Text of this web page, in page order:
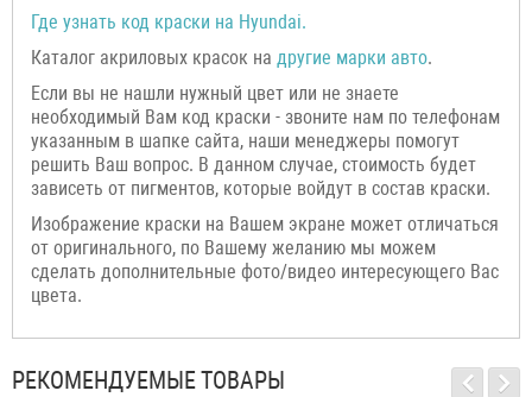
Где узнать код краски на Hyundai.
Каталог акриловых красок на другие марки авто.
Если вы не нашли нужный цвет или не знаете
необходимый Вам код краски - звоните нам по телефонам
указанным в шапке сайта, наши менеджеры помогут
решить Ваш вопрос. В данном случае, стоимость будет
зависеть от пигментов, которые войдут в состав краски.
Изображение краски на Вашем экране может отличаться
от оригинального, по Вашему желанию мы можем
сделать дополнительные фото/видео интересующего Вас
цвета.
РЕКОМЕНДУЕМЫЕ ТОВАРЫ